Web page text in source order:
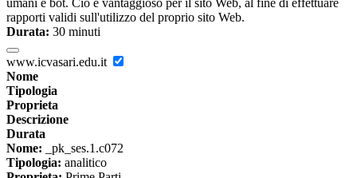
rapporti validi sull'utilizzo del proprio sito Web.
Durata: 30 minuti
www.icvasari.edu.it
Nome
Tipologia
Proprieta
Descrizione
Durata
Nome: _pk_ses.1.c072
Tipologia: analitico